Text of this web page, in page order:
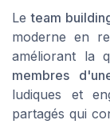
Leteam
moderne en
améliorant la
membres
ludiques et
partagés qui